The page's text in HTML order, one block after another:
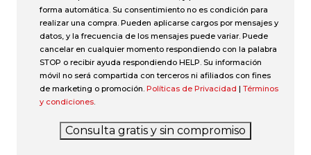
forma automática. Su consentimiento no es condición para
realizar una compra. Pueden aplicarse cargos por mensajes y
datos, y la frecuencia de los mensajes puede variar. Puede
cancelar en cualquier momento respondiendo con la palabra
STOP o recibir ayuda respondiendo HELP. Su información
móvil no será compartida con terceros ni afiliados con fines
de marketing o promoción. Políticas de Privacidad | Términos
y condiciones
Consulta gratis y sin compromiso